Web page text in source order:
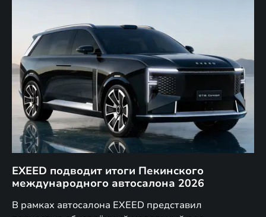
EXEED подводит итоги Пекинского
международного автосалона 2026
В рамках автосалона EXEED представил